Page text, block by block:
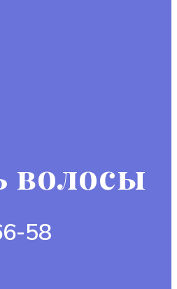
волосы
58